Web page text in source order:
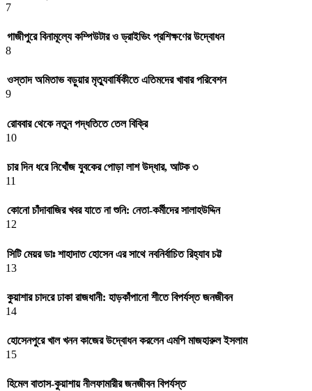
7
গাজীপুরে বিনামূল্যে কম্পিউটার ও ড্রাইভিং প্রশিক্ষণের উদ্বোধন
8
ওস্তাদ অমিতাভ বড়ুয়ার মৃত্যুবার্ষিকীতে এতিমদের খাবার পরিবেশন
9
রোববার থেকে নতুন পদ্ধতিতে তেল বিক্রি
10
চার দিন ধরে নিখোঁজ যুবকের পোড়া লাশ উদ্ধার, আটক ৩
11
কোনো চাঁদাবাজির খবর যাতে না শুনি: নেতা-কর্মীদের সালাহউদ্দিন
12
সিটি মেয়র ডাঃ শাহাদাত হোসেন এর সাথে নবনির্বাচিত রিহ্যাব চট্ট
13
কুয়াশার চাদরে ঢাকা রাজধানী: হাড়কাঁপানো শীতে বিপর্যস্ত জনজীবন
14
হোসেনপুরে খাল খনন কাজের উদ্বোধন করলেন এমপি মাজহারুল ইসলাম
15
হিমেল বাতাস-কুয়াশায় নীলফামারীর জনজীবন বিপর্যস্ত